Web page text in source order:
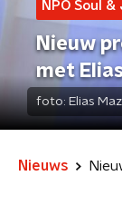
NPO Soul &
Nieuw
met
foto: Elias
Nieuws